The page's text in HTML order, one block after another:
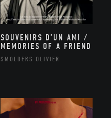
SOUVENIRS D’UN AMI /
MEMORIES OF A FRIEND
SMOLDERS OLIVIER